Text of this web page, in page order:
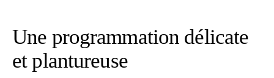
Une programmation délicate
et plantureuse